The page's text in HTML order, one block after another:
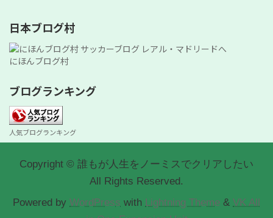
日本ブログ村
にほんブログ村
ブログランキング
人気ブログランキング
Copyright © 誰もが人生をノーミスでクリアしたい
All Rights Reserved.
Powered by WordPress with Lightning Theme & VK All